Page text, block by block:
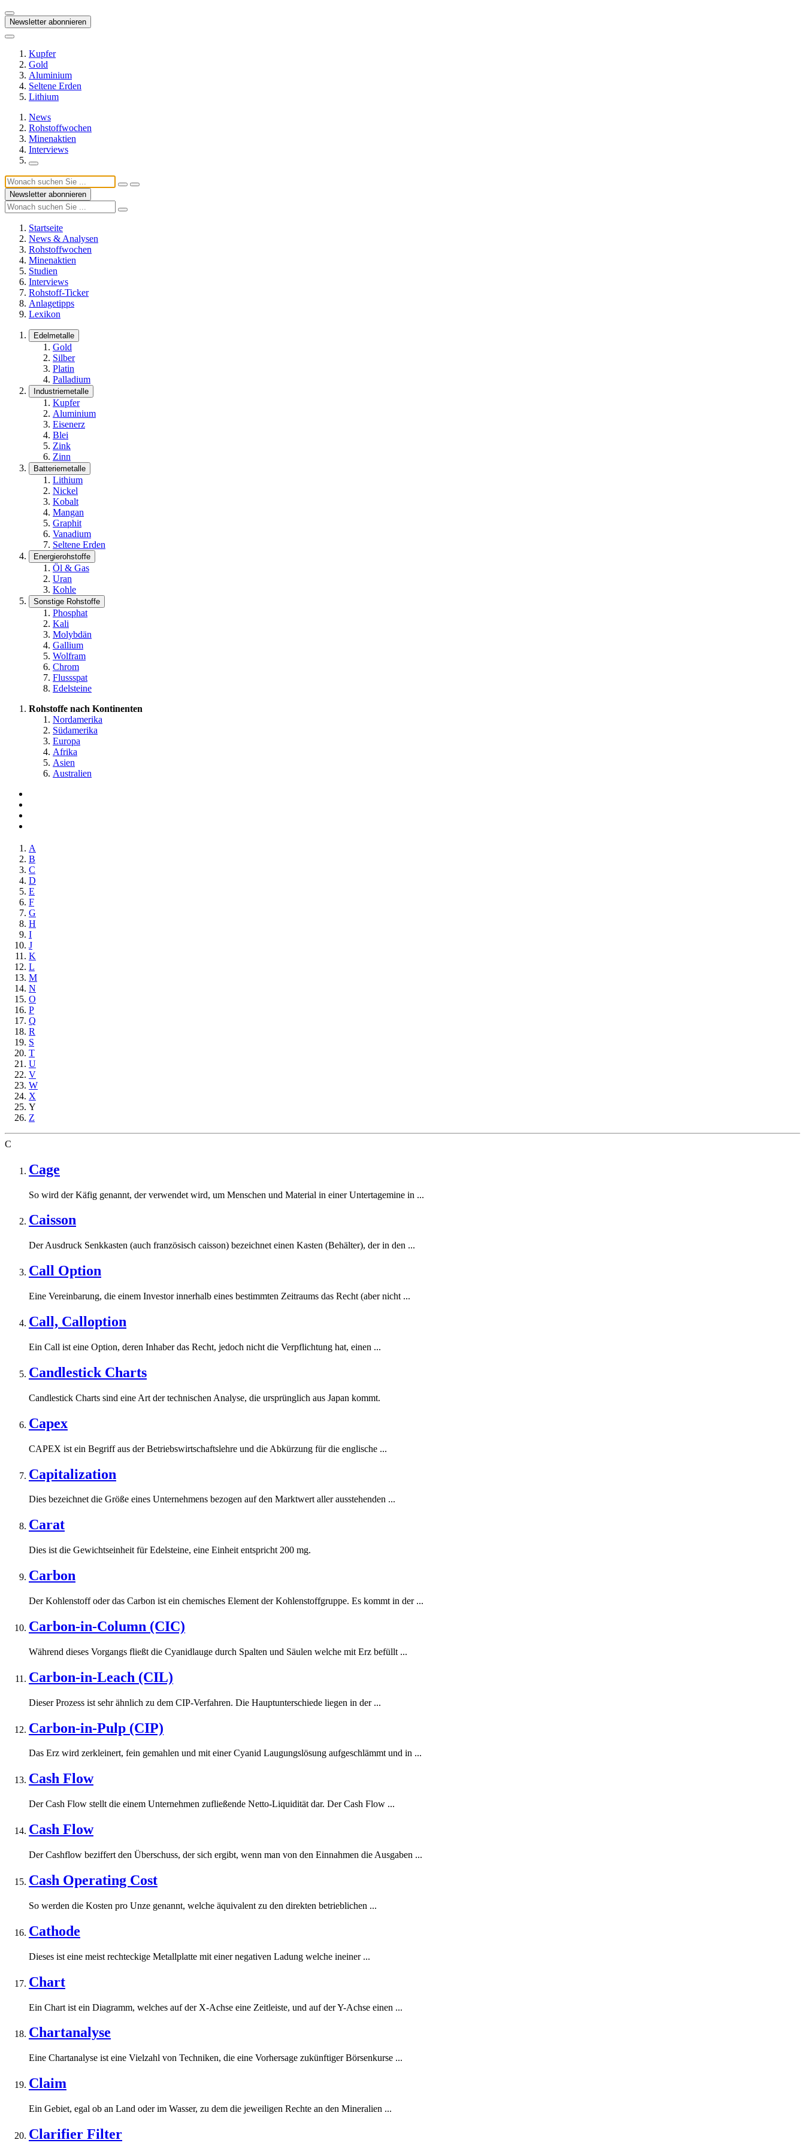
Newsletter abonnieren
Kupfer
Gold
Aluminium
Seltene Erden
Lithium
News
Rohstoffwochen
Minenaktien
Interviews
Newsletter abonnieren
Startseite
News & Analysen
Rohstoffwochen
Minenaktien
Studien
Interviews
Rohstoff-Ticker
Anlagetipps
Lexikon
Edelmetalle
Gold
Silber
Platin
Palladium
Industriemetalle
Kupfer
Aluminium
Eisenerz
Blei
Zink
Zinn
Batteriemetalle
Lithium
Nickel
Kobalt
Mangan
Graphit
Vanadium
Seltene Erden
Energierohstoffe
Öl & Gas
Uran
Kohle
Sonstige Rohstoffe
Phosphat
Kali
Molybdän
Gallium
Wolfram
Chrom
Flussspat
Edelsteine
Rohstoffe nach Kontinenten
Nordamerika
Südamerika
Europa
Afrika
Asien
Australien
A
B
C
D
E
F
G
H
I
J
K
L
M
N
O
P
Q
R
S
T
U
V
W
X
Y
Z
C
Cage
So wird der Käfig genannt, der verwendet wird, um Menschen und Material in einer Untertagemine in ...
Caisson
Der Ausdruck Senkkasten (auch französisch caisson) bezeichnet einen Kasten (Behälter), der in den ...
Call Option
Eine Vereinbarung, die einem Investor innerhalb eines bestimmten Zeitraums das Recht (aber nicht ...
Call, Calloption
Ein Call ist eine Option, deren Inhaber das Recht, jedoch nicht die Verpflichtung hat, einen ...
Candlestick Charts
Candlestick Charts sind eine Art der technischen Analyse, die ursprünglich aus Japan kommt.
Capex
CAPEX ist ein Begriff aus der Betriebswirtschaftslehre und die Abkürzung für die englische ...
Capitalization
Dies bezeichnet die Größe eines Unternehmens bezogen auf den Marktwert aller ausstehenden ...
Carat
Dies ist die Gewichtseinheit für Edelsteine, eine Einheit entspricht 200 mg.
Carbon
Der Kohlenstoff oder das Carbon ist ein chemisches Element der Kohlenstoffgruppe. Es kommt in der ...
Carbon-in-Column (CIC)
Während dieses Vorgangs fließt die Cyanidlauge durch Spalten und Säulen welche mit Erz befüllt ...
Carbon-in-Leach (CIL)
Dieser Prozess ist sehr ähnlich zu dem CIP-Verfahren. Die Hauptunterschiede liegen in der ...
Carbon-in-Pulp (CIP)
Das Erz wird zerkleinert, fein gemahlen und mit einer Cyanid Laugungslösung aufgeschlämmt und in ...
Cash Flow
Der Cash Flow stellt die einem Unternehmen zufließende Netto-Liquidität dar. Der Cash Flow ...
Cash Flow
Der Cashflow beziffert den Überschuss, der sich ergibt, wenn man von den Einnahmen die Ausgaben ...
Cash Operating Cost
So werden die Kosten pro Unze genannt, welche äquivalent zu den direkten betrieblichen ...
Cathode
Dieses ist eine meist rechteckige Metallplatte mit einer negativen Ladung welche ineiner ...
Chart
Ein Chart ist ein Diagramm, welches auf der X-Achse eine Zeitleiste, und auf der Y-Achse einen ...
Chartanalyse
Eine Chartanalyse ist eine Vielzahl von Techniken, die eine Vorhersage zukünftiger Börsenkurse ...
Claim
Ein Gebiet, egal ob an Land oder im Wasser, zu dem die jeweiligen Rechte an den Mineralien ...
Clarifier Filter